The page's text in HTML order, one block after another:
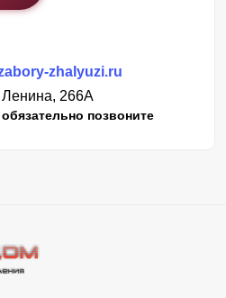
zhalyuzi.ru
266А
позвоните